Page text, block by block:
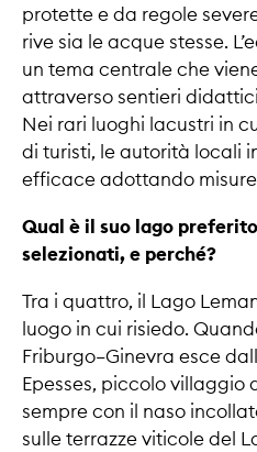
protette e da regole
rive sia le acque stesse.
un tema centrale che
attraverso sentieri
Nei rari luoghi lacustri in
di turisti, le autorità locali
efficace adottando
Qual è il suo lago
selezionati, e perché?
Tra i quattro, il Lago
luogo in cui risiedo.
Friburgo–Ginevra esce
Epesses, piccolo villaggio
sempre con il naso
sulle terrazze viticole del